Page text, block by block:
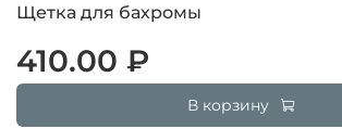
Щетка для бахромы
410.00 ₽
В корзину